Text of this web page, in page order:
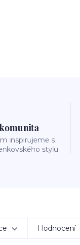
inspirujeme s
stylu.
Hodnocení